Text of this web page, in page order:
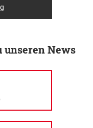
unseren News